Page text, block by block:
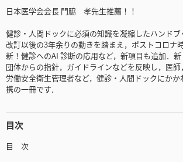
日本医学会会長 門脇 孝先生推薦！！
健診・人間ドックに必須の知識を凝縮したハンド
改訂以後の3年余りの動きを踏まえ，ポストコロナ
新！健診へのAI 診断の応用など，新項目も追加．
団体からの指針，ガイドラインなどを反映し，医師
労働安全衛生管理者など，健診・人間ドックにか
携の一冊です．
目次
目 次